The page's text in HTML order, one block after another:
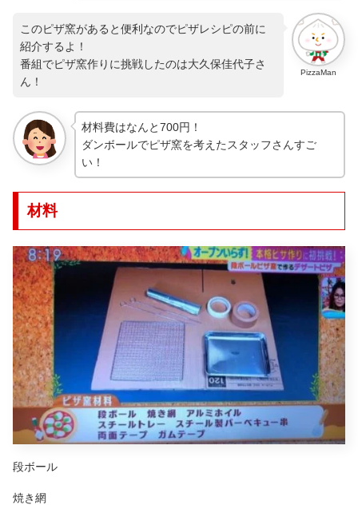
PizzaMan
このピザ窯があると便利なのでピザレシピの前に
紹介するよ！
番組でピザ窯作りに挑戦したのは大久保佳代子さ
ん！
材料費はなんと700円！
ダンボールでピザ窯を考えたスタッフさんすご
い！
材料
段ボール
焼き網